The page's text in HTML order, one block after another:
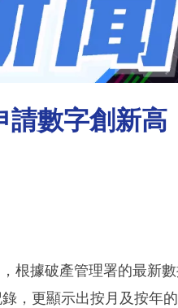
請數字創新高
根據破產管理署的最新
，更顯示出按月及按年